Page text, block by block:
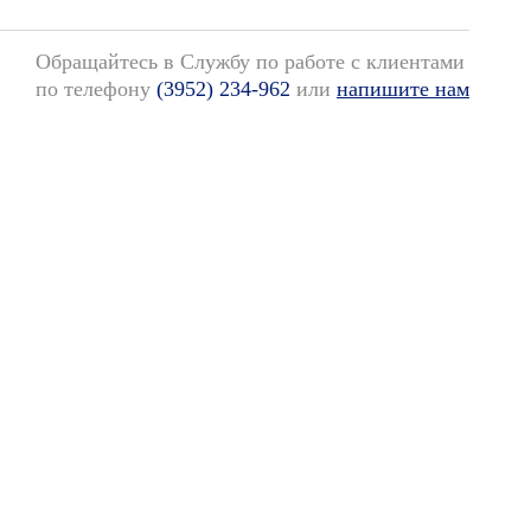
Обращайтесь в Службу по работе с клиентами
по телефону (3952) 234-962 или напишите нам